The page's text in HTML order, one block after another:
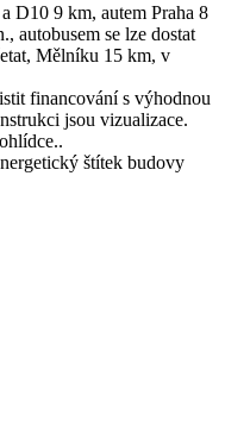
D10 9 km, autem Praha 8
autobusem se lze dostat
Mělníku 15 km, v
financování s výhodnou
jsou vizualizace.
štítek budovy